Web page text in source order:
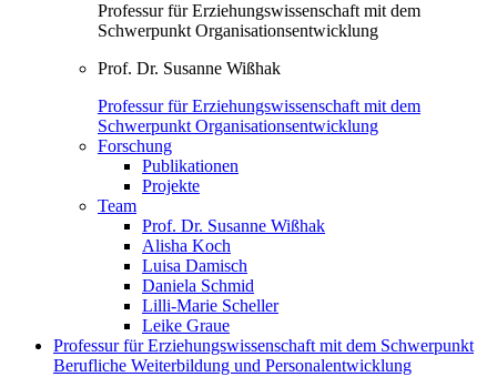
Professur für Erziehungswissenschaft mit dem
Schwerpunkt Organisationsentwicklung
Prof. Dr. Susanne Wißhak
Professur für Erziehungswissenschaft mit dem
Schwerpunkt Organisationsentwicklung
Forschung
Publikationen
Projekte
Team
Prof. Dr. Susanne Wißhak
Alisha Koch
Luisa Damisch
Daniela Schmid
Lilli-Marie Scheller
Leike Graue
Professur für Erziehungswissenschaft mit dem Schwerpunkt
Berufliche Weiterbildung und Personalentwicklung